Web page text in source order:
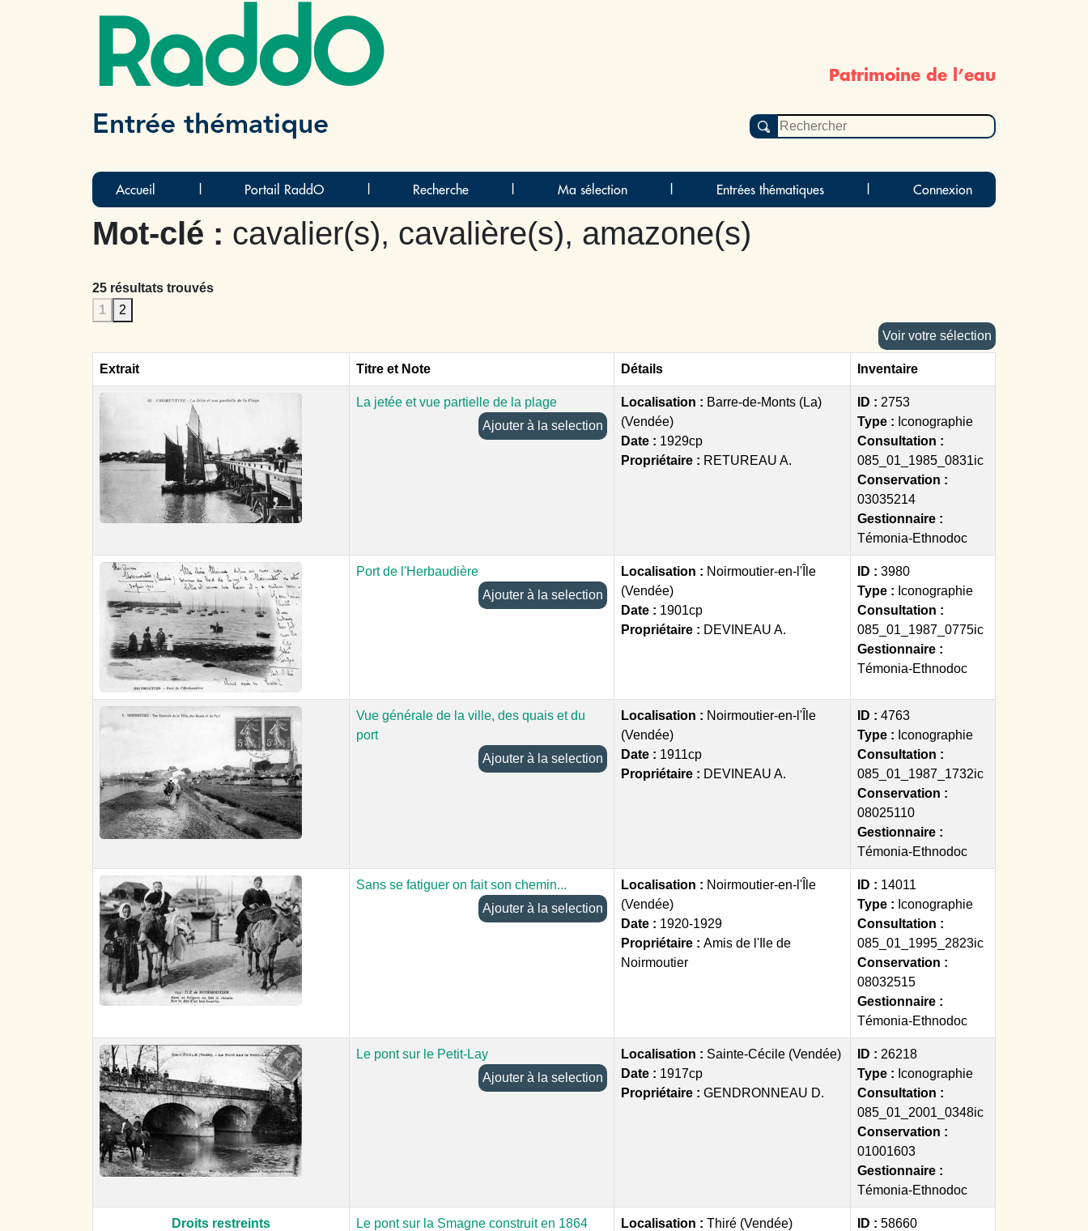
RaddO Patrimoine de l’eau
Entrée thématique
Accueil Portail RaddO Recherche Ma sélection Entrées thématiques Connexion
Mot-clé : cavalier(s), cavalière(s), amazone(s)
25 résultats trouvés
1
2
Voir votre sélection
Extrait Titre et Note Détails Inventaire
La jetée et vue partielle de la plage
Ajouter à la selection
Localisation : Barre-de-Monts (La)
(Vendée)
Date : 1929cp
Propriétaire : RETUREAU A.
ID : 2753
Type : Iconographie
Consultation :
085_01_1985_0831ic
Conservation :
03035214
Gestionnaire :
Témonia-Ethnodoc
Port de l'Herbaudière
Ajouter à la selection
Localisation : Noirmoutier-en-l'Île
(Vendée)
Date : 1901cp
Propriétaire : DEVINEAU A.
ID : 3980
Type : Iconographie
Consultation :
085_01_1987_0775ic
Gestionnaire :
Témonia-Ethnodoc
Vue générale de la ville, des quais et du
port
Ajouter à la selection
Localisation : Noirmoutier-en-l'Île
(Vendée)
Date : 1911cp
Propriétaire : DEVINEAU A.
ID : 4763
Type : Iconographie
Consultation :
085_01_1987_1732ic
Conservation :
08025110
Gestionnaire :
Témonia-Ethnodoc
Sans se fatiguer on fait son chemin...
Ajouter à la selection
Localisation : Noirmoutier-en-l'Île
(Vendée)
Date : 1920-1929
Propriétaire : Amis de l'Ile de
Noirmoutier
ID : 14011
Type : Iconographie
Consultation :
085_01_1995_2823ic
Conservation :
08032515
Gestionnaire :
Témonia-Ethnodoc
Le pont sur le Petit-Lay
Ajouter à la selection
Localisation : Sainte-Cécile (Vendée)
Date : 1917cp
Propriétaire : GENDRONNEAU D.
ID : 26218
Type : Iconographie
Consultation :
085_01_2001_0348ic
Conservation :
01001603
Gestionnaire :
Témonia-Ethnodoc
Droits restreints
Le pont sur la Smagne construit en 1864
Localisation : Thiré (Vendée)
ID : 58660